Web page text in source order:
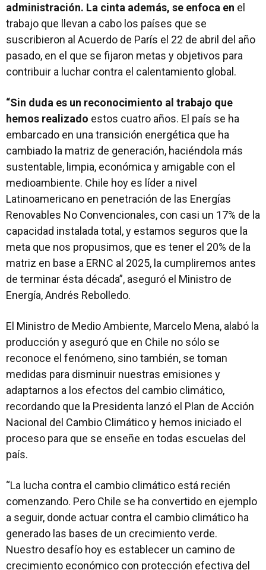
administración. La cinta además, se enfoca en el
trabajo que llevan a cabo los países que se
suscribieron al Acuerdo de París el 22 de abril del año
pasado, en el que se fijaron metas y objetivos para
contribuir a luchar contra el calentamiento global.
“Sin duda es un reconocimiento al trabajo que
hemos realizado estos cuatro años. El país se ha
embarcado en una transición energética que ha
cambiado la matriz de generación, haciéndola más
sustentable, limpia, económica y amigable con el
medioambiente. Chile hoy es líder a nivel
Latinoamericano en penetración de las Energías
Renovables No Convencionales, con casi un 17% de la
capacidad instalada total, y estamos seguros que la
meta que nos propusimos, que es tener el 20% de la
matriz en base a ERNC al 2025, la cumpliremos antes
de terminar ésta década”, aseguró el Ministro de
Energía, Andrés Rebolledo.
El Ministro de Medio Ambiente, Marcelo Mena, alabó la
producción y aseguró que en Chile no sólo se
reconoce el fenómeno, sino también, se toman
medidas para disminuir nuestras emisiones y
adaptarnos a los efectos del cambio climático,
recordando que la Presidenta lanzó el Plan de Acción
Nacional del Cambio Climático y hemos iniciado el
proceso para que se enseñe en todas escuelas del
país.
“La lucha contra el cambio climático está recién
comenzando. Pero Chile se ha convertido en ejemplo
a seguir, donde actuar contra el cambio climático ha
generado las bases de un crecimiento verde.
Nuestro desafío hoy es establecer un camino de
crecimiento económico con protección efectiva del